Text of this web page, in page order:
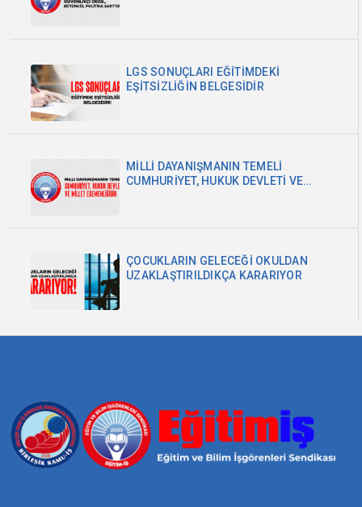
LGS SONUÇLARI EĞİTİMDEKİ
EŞİTSİZLİĞİN BELGESİDİR
MİLLİ DAYANIŞMANIN TEMELİ
CUMHURİYET, HUKUK DEVLETİ VE
ÇOCUKLARIN GELECEĞİ OKULDAN
UZAKLAŞTIRILDIKÇA KARARIYOR